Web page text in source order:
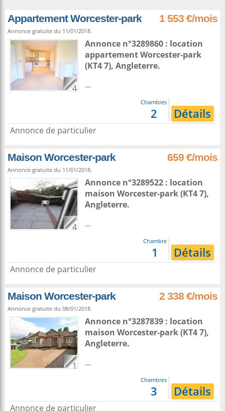
Appartement Worcester-park 1 553 €/mois
Annonce gratuite du 11/01/2018.
4
Annonce n°3289860 : location
appartementWorcester-park
(KT4 7), Angleterre.
...
Chambres
2 Détails
Annonce de particulier
Maison Worcester-park 659 €/mois
Annonce gratuite du 11/01/2018.
4
Annonce n°3289522 : location
maison Worcester-park(KT4 7),
Angleterre.
...
Chambre
1 Détails
Annonce de particulier
Maison Worcester-park 2 338 €/mois
Annonce gratuite du 08/01/2018.
1
Annonce n°3287839 : location
maison Worcester-park(KT4 7),
Angleterre.
...
Chambres
3 Détails
Annonce de particulier